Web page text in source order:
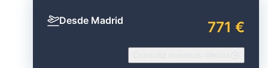
Desde Madrid 771 €